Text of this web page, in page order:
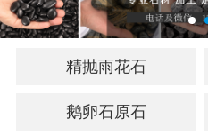
精抛雨花石
鹅卵石原石